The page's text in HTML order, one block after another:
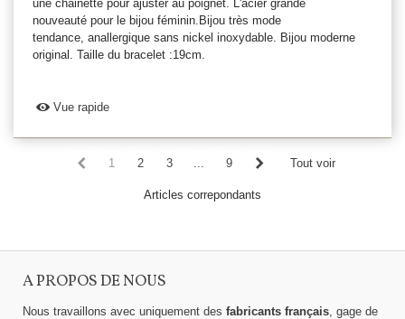
une chainette pour ajuster au poignet. L'acier grande
nouveauté pour le bijou féminin.Bijou très mode
tendance, anallergique sans nickel inoxydable. Bijou moderne
original. Taille du bracelet :19cm.
Vue rapide
1 2 3 9 Tout voir
Articles correpondants
A PROPOS DE NOUS
Nous travaillons avec uniquement des fabricants français , gage de